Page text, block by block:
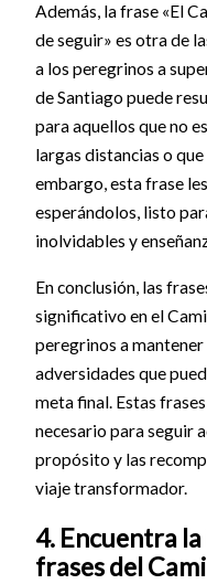
Además, la frase «El
de seguir» es otra de
a los peregrinos a
de Santiago puede
para aquellos que no
largas distancias o
embargo, esta frase
esperándolos, listo
inolvidables y
En conclusión, las
significativo en el
peregrinos a
adversidades que
meta final. Estas
necesario para seguir
propósito y las
viaje transformador.
4. Encuentra
frases del